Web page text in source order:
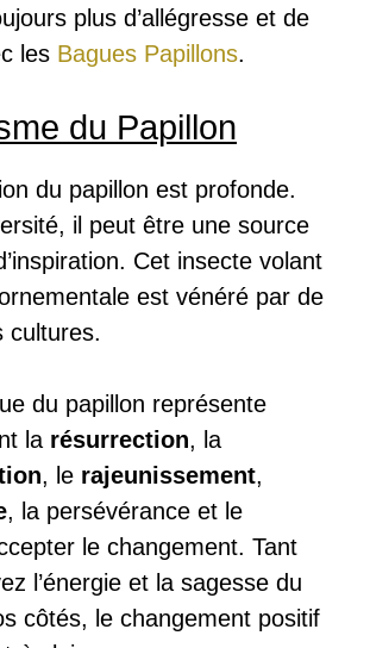
plus d’allégresse et de
les Bagues Papillons.
du Papillon
du papillon est profonde.
il peut être une source
Cet insecte volant
est vénéré par de
cultures.
du papillon représente
la résurrection, la
, le rajeunissement,
, la persévérance et le
le changement. Tant
l’énergie et la sagesse du
côtés, le changement positif